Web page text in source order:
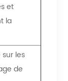
et
la
les
de